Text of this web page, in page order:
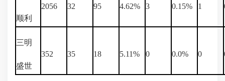
顺利
2056 32 95 4.62% 3 0.15% 1
三明
盛世
352 35 18 5.11% 0 0.0% 0